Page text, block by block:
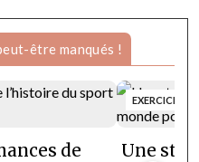
être manqués !
de
EXERCICES
Une